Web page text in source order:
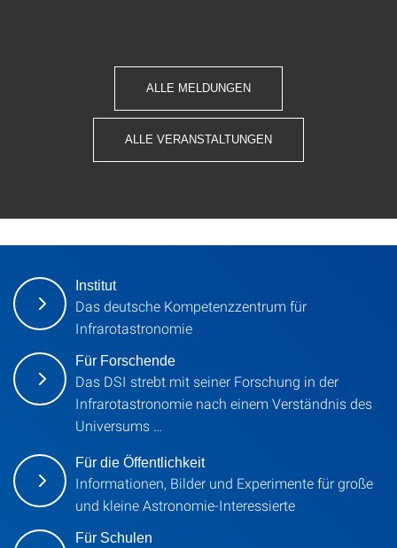
ALLE MELDUNGEN
ALLE VERANSTALTUNGEN
Institut
Das deutsche Kompetenzzentrum für
Infrarotastronomie
Für Forschende
Das DSI strebt mit seiner Forschung in der
Infrarotastronomie nach einem Verständnis des
Universums …
Für die Öffentlichkeit
Informationen, Bilder und Experimente für große
und kleine Astronomie-Interessierte
Für Schulen